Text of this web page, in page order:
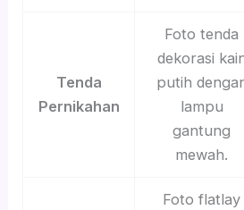
Tenda
Pernikahan
Foto tenda
dekorasi
putih
lampu
gantung
mewah.
Foto flatlay